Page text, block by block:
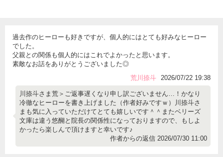
過去作のヒーローも好きですが、個人的にはとても好みなヒーロー
でした。
父親との関係も個人的にはこれでよかったと思います。
素敵なお話をありがとうございました◎
荒川捺斗
2026/07/22 19:38
川捺斗さま荒＞ご返事遅くなり申し訳ございません…！かなり
冷徹なヒーローを書き上げました（作者好みですｗ）川捺斗さ
まも気に入っていただけてとても嬉しいです＾＾またベリーズ
文庫は違う悠醐と院長の関係性になっておりますので、もしよ
かったら楽しんで頂けますと幸いです♪
作者からの返信 2026/07/30 11:00